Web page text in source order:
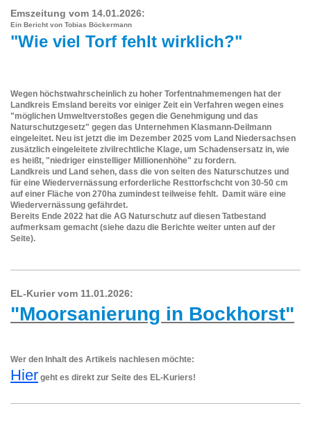
Emszeitung vom 14.01.2026:
Ein Bericht von Tobias Böckermann
"Wie viel Torf fehlt wirklich?"
Wegen höchstwahrscheinlich zu hoher Torfentnahmemengen hat der
Landkreis Emsland bereits vor einiger Zeit ein Verfahren wegen eines
"möglichen Umweltverstoßes gegen die Genehmigung und das
Naturschutzgesetz" gegen das Unternehmen Klasmann-Deilmann
eingeleitet. Neu ist jetzt die im Dezember 2025 vom Land Niedersachsen
zusätzlich eingeleitete zivilrechtliche Klage, um Schadensersatz in, wie
es heißt, "niedriger einstelliger Millionenhöhe" zu fordern.
Landkreis und Land sehen, dass die von seiten des Naturschutzes und
für eine Wiedervernässung erforderliche Resttorfschcht von 30-50 cm
auf einer Fläche von 270ha zumindest teilweise fehlt. Damit wäre eine
Wiedervernässung gefährdet.
Bereits Ende 2022 hat die AG Naturschutz auf diesen Tatbestand
aufmerksam gemacht (siehe dazu die Berichte weiter unten auf der
Seite).
EL-Kurier vom 11.01.2026:
"Moorsanierung in Bockhorst"
Wer den Inhalt des Artikels nachlesen möchte:
Hier geht es direkt zur Seite des EL-Kuriers!